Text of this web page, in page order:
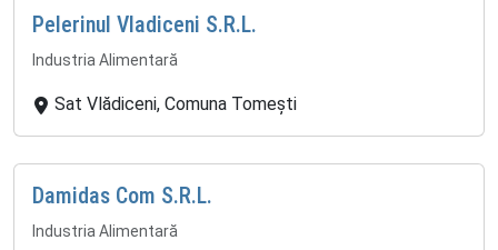
Pelerinul Vladiceni S.R.L.
Industria Alimentară
Sat Vlădiceni, Comuna Tomești
Damidas Com S.R.L.
Industria Alimentară